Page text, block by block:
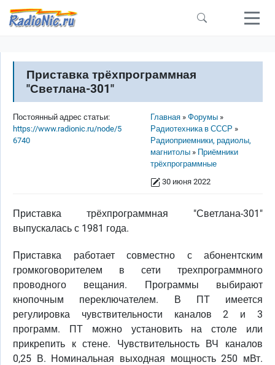
Перейти к основному содержанию
Приставка трёхпрограммная
"Светлана-301"
Строка навигации
Главная
Форумы
Радиотехника в СССР
Радиоприемники, радиолы,
магнитолы
Приёмники
трёхпрограммные
30 июня 2022
Постоянный адрес статьи:
https://www.radionic.ru/node/5
6740
Приставка трёхпрограммная "Светлана-301"
выпускалась с 1981 года.
Приставка работает совместно с абонентским
громкоговорителем в сети трехпрограммного
проводного вещания. Программы выбирают
кнопочным переключателем. В ПТ имеется
регулировка чувствительности каналов 2 и 3
программ. ПТ можно установить на столе или
прикрепить к стене. Чувствительность ВЧ каналов
0,25 В. Номинальная выходная мощность 250 мВт.